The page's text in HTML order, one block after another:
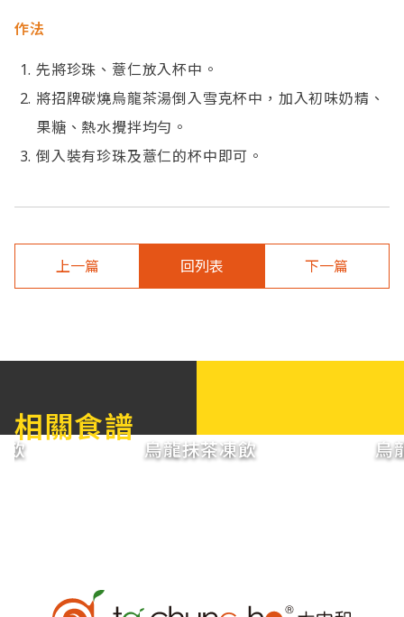
作法
先將珍珠、薏仁放入杯中。
將招牌碳燒烏龍茶湯倒入雪克杯中，加入初味奶精、
果糖、熱水攪拌均勻。
倒入裝有珍珠及薏仁的杯中即可。
上一篇 回列表 下一篇
相關食譜
飲 烏龍抹茶凍飲 烏